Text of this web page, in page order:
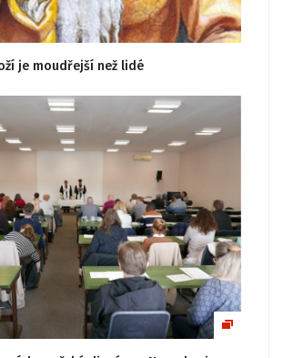
je moudřejší než lidé